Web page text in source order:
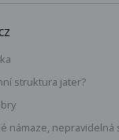
struktura jater?
námaze, nepravidelná